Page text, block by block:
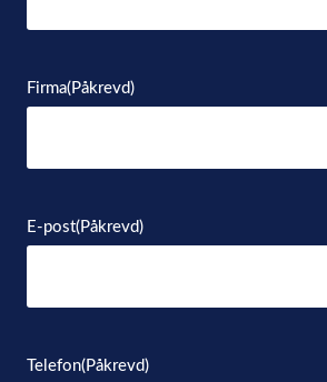
Firma(Påkrevd)
E-post(Påkrevd)
Telefon(Påkrevd)